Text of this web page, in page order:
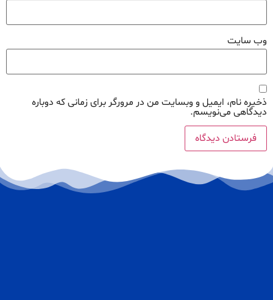
وب‌ سایت
ذخیره نام، ایمیل و وبسایت من در مرورگر برای زمانی که دوباره
دیدگاهی می‌نویسم.